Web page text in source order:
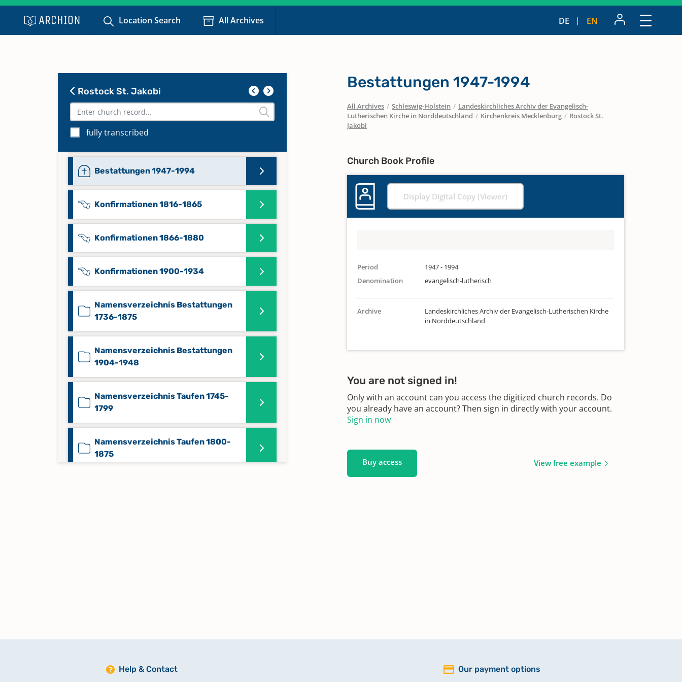
Location Search All Archives DE EN
Rostock St. Jakobi
fully transcribed
Bestattungen 1800-1833
Bestattungen 1834-1875
Bestattungen 1868-1879
Bestattungen 1919-1946
Bestattungen 1947-1994
Konfirmationen 1816-1865
Konfirmationen 1866-1880
Konfirmationen 1900-1934
Namensverzeichnis Bestattungen
1736-1875
Namensverzeichnis Bestattungen
1904-1948
Namensverzeichnis Taufen 1745-
1799
Namensverzeichnis Taufen 1800-
1875
Bestattungen 1947-1994
All Archives / Schleswig-Holstein / Landeskirchliches Archiv der Evangelisch-
Lutherischen Kirche in Norddeutschland / Kirchenkreis Mecklenburg / Rostock St.
Jakobi
Church Book Profile
Display Digital Copy (Viewer)
Period
1947 - 1994
Denomination
evangelisch-lutherisch
Archive
Landeskirchliches Archiv der Evangelisch-Lutherischen Kirche
in Norddeutschland
You are not signed in!
Only with an account can you access the digitized church records. Do
you already have an account? Then sign in directly with your account.
Sign in now
Buy access View free example
Help & Contact Our payment options